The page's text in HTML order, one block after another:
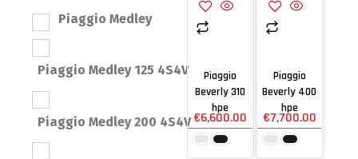
Piaggio Medley
Piaggio Medley 125 4S4V
Piaggio Medley 200 4S4V
Piaggio
Beverly 310
hpe
€6,600.00
Piaggio
Beverly 400
hpe
€7,700.00